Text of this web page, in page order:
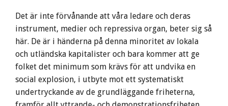
Det är inte förvånande att våra ledare och deras
instrument, medier och repressiva organ, beter sig så
här. De är i händerna på denna minoritet av lokala
och utländska kapitalister och bara kommer att ge
folket det minimum som krävs för att undvika en
social explosion, i utbyte mot ett systematiskt
undertryckande av de grundläggande friheterna,